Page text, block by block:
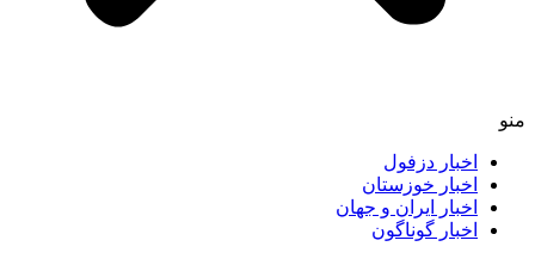
اخبار دزفول
اخبار خوزستان
اخبار ایران و جهان
اخبار گوناگون